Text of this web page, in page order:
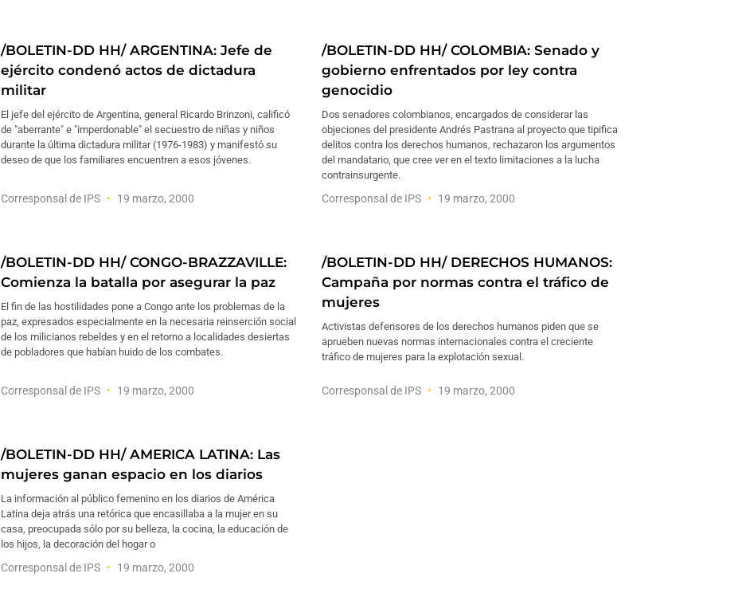
/BOLETIN-DD HH/ ARGENTINA: Jefe de
ejército condenó actos de dictadura
militar
El jefe del ejército de Argentina, general Ricardo Brinzoni, calificó
de "aberrante" e "imperdonable" el secuestro de niñas y niños
durante la última dictadura militar (1976-1983) y manifestó su
deseo de que los familiares encuentren a esos jóvenes.
Corresponsal de IPS 19 marzo, 2000
/BOLETIN-DD HH/ COLOMBIA: Senado y
gobierno enfrentados por ley contra
genocidio
Dos senadores colombianos, encargados de considerar las
objeciones del presidente Andrés Pastrana al proyecto que tipifica
delitos contra los derechos humanos, rechazaron los argumentos
del mandatario, que cree ver en el texto limitaciones a la lucha
contrainsurgente.
Corresponsal de IPS 19 marzo, 2000
/BOLETIN-DD HH/ CONGO-BRAZZAVILLE:
Comienza la batalla por asegurar la paz
El fin de las hostilidades pone a Congo ante los problemas de la
paz, expresados especialmente en la necesaria reinserción social
de los milicianos rebeldes y en el retorno a localidades desiertas
de pobladores que habían huido de los combates.
Corresponsal de IPS 19 marzo, 2000
/BOLETIN-DD HH/ DERECHOS HUMANOS:
Campaña por normas contra el tráfico de
mujeres
Activistas defensores de los derechos humanos piden que se
aprueben nuevas normas internacionales contra el creciente
tráfico de mujeres para la explotación sexual.
Corresponsal de IPS 19 marzo, 2000
/BOLETIN-DD HH/ AMERICA LATINA: Las
mujeres ganan espacio en los diarios
La información al público femenino en los diarios de América
Latina deja atrás una retórica que encasillaba a la mujer en su
casa, preocupada sólo por su belleza, la cocina, la educación de
los hijos, la decoración del hogar o
Corresponsal de IPS 19 marzo, 2000